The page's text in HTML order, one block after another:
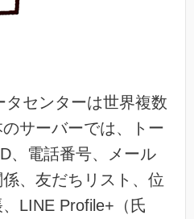
センターは世界複数
サーバーでは、トー
、電話番号、メール
、友だちリスト、位
LINE Profile+（氏